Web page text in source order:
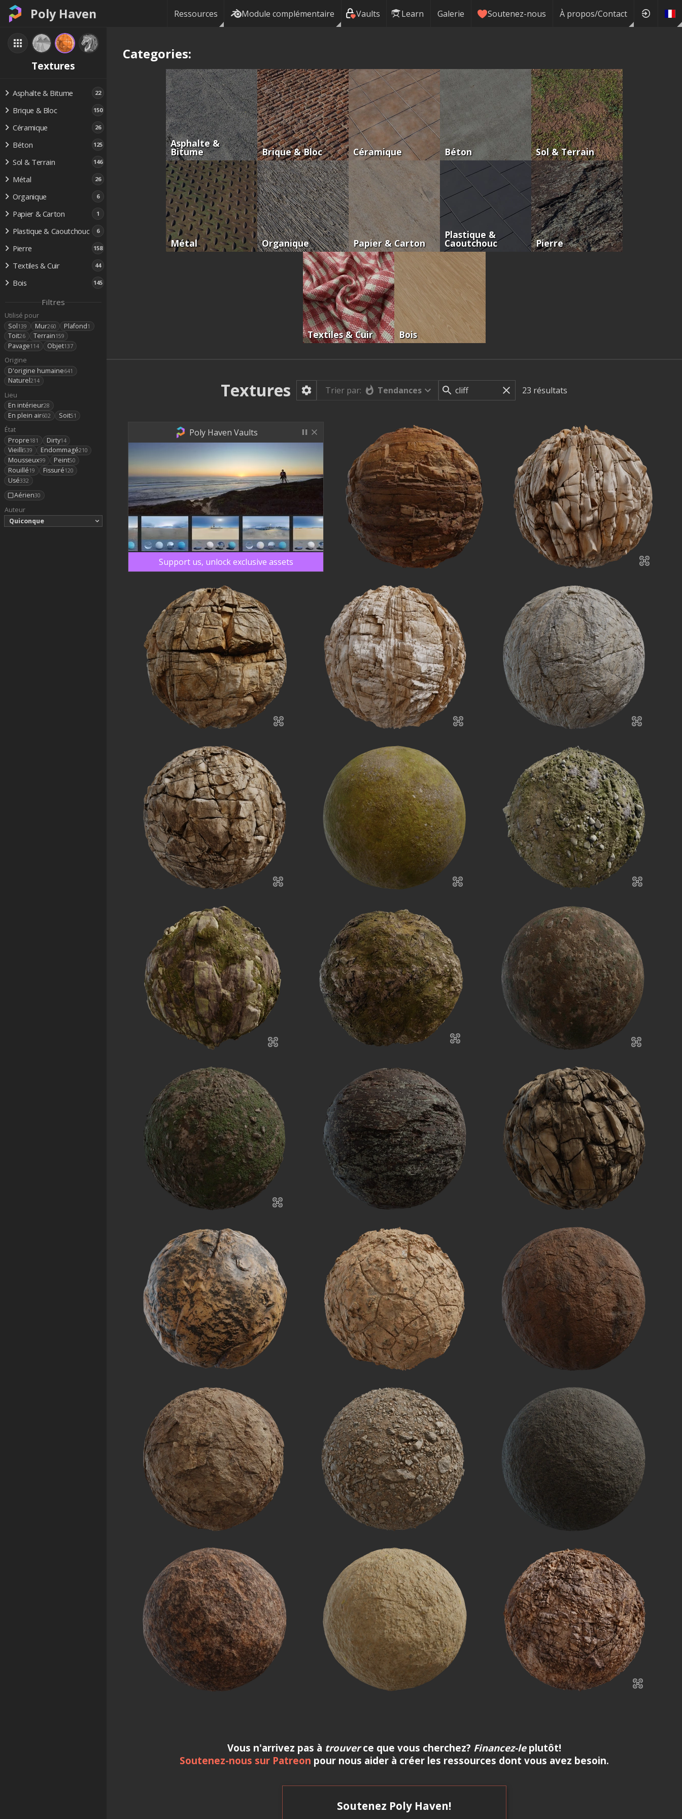
Poly Haven Ressources Module complémentaire Vaults Learn Galerie Soutenez-nous À propos/Contact
Textures
Asphalte & Bitume 22
Brique & Bloc 150
Céramique 26
Béton 125
Sol & Terrain 146
Métal 26
Organique 6
Papier & Carton 1
Plastique & Caoutchouc 6
Pierre 158
Textiles & Cuir 44
Bois 145
Filtres
Utilisé pour
Sol139 Mur260 Plafond1
Toit26 Terrain159
Pavage114 Objet137
Origine
D'origine humaine641
Naturel214
Lieu
En intérieur28
En plein air602 Soit51
État
Propre181 Dirty14
Vieilli539 Endommagé210
Mousseux99 Peint50
Rouillé19 Fissuré120
Usé332
Aérien30
Auteur
Quiconque
Categories:
Asphalte &
Bitume Brique & Bloc Céramique Béton Sol & Terrain
Métal Organique Papier & Carton
Plastique &
Caoutchouc Pierre
Textiles & Cuir Bois
Textures Trier par: Tendances 23 résultats
Poly Haven Vaults
Support us, unlock exclusive assets
Vous n'arrivez pas à trouverce que vous cherchez? Financez-leplutôt!
Soutenez-nous sur Patreon pour nous aider à créer les ressources dont vous avez besoin.
Soutenez Poly Haven!